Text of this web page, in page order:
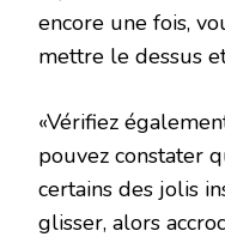
encore une fois,
mettre le dessus
«Vérifiez
pouvez constater
certains des jolis
glisser, alors